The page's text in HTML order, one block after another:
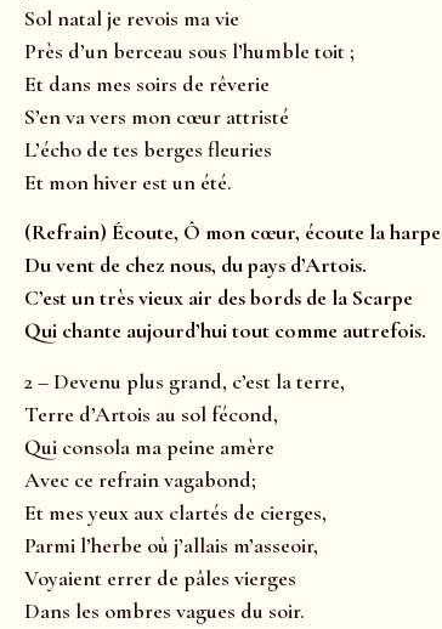
Sol natal je revois ma vie
Près d’un berceau sous l’humble toit ;
Et dans mes soirs de rêverie
S’en va vers mon cœur attristé
L’écho de tes berges fleuries
Et mon hiver est un été.
(Refrain) Écoute, Ô mon cœur, écoute la harpe
Du vent de chez nous, du pays d’Artois.
C’est un très vieux air des bords de la Scarpe
Qui chante aujourd’hui tout comme autrefois.
2 – Devenu plus grand, c’est la terre,
Terre d’Artois au sol fécond,
Qui consola ma peine amère
Avec ce refrain vagabond;
Et mes yeux aux clartés de cierges,
Parmi l’herbe où j’allais m’asseoir,
Voyaient errer de pâles vierges
Dans les ombres vagues du soir.